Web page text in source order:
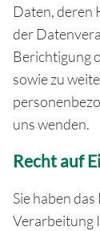
Daten, deren
der
Berichtigung
sowie zu
uns wenden.
Recht auf
Sie haben
Verarbeitung